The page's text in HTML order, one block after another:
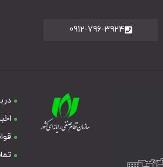
0912-796-3924